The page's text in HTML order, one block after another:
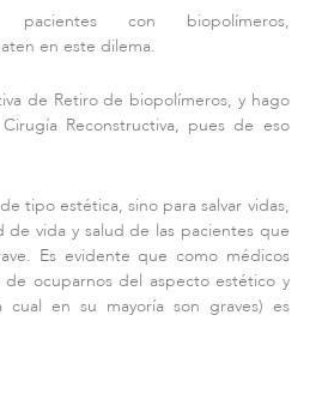
pacientes con biopolímeros,
en este dilema.
de Retiro de biopolímeros, y hago
Reconstructiva, pues de eso
tipo estética, sino para salvar vidas,
de vida y salud de las pacientes que
Es evidente que como médicos
de ocuparnos del aspecto estético y
en su mayoría son graves) es